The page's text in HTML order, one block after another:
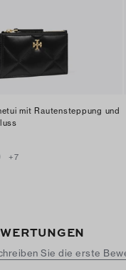
mit Rautensteppung und
+7
Sie die erste